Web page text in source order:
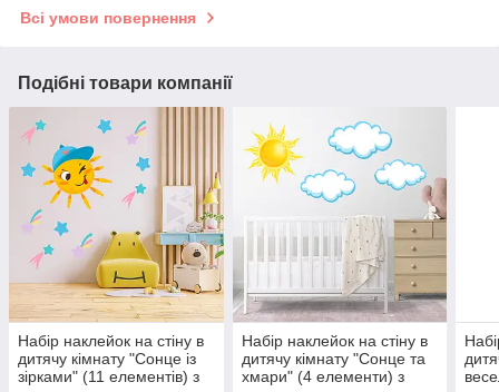
Всі умови повернення
Подібні товари компанії
Набір наклейок на стіну в
дитячу кімнату "Сонце із
зірками" (11 елементів) з
Набір наклейок на стіну в
дитячу кімнату "Сонце та
хмари" (4 елементи) з